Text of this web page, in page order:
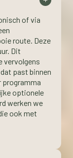
of via
route. Deze
Dit
vervolgens
past binnen
programma
optionele
werken we
ook met